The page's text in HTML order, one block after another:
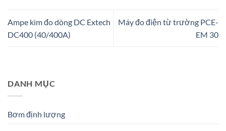
Ampe kìm đo dòng DC Extech
DC400 (40/400A)
Máy đo điện từ trường PCE-
EM 30
DANH MỤC
Bơm định lượng